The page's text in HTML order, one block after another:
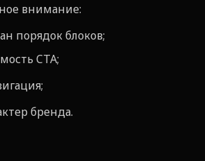
внимание:
порядок блоков;
CTA;
бренда.